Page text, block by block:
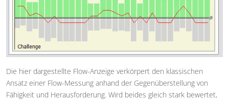
Die hier dargestellte Flow-Anzeige verkörpert den klassischen
Ansatz einer Flow-Messung anhand der Gegenüberstellung von
Fähigkeit und Herausforderung. Wird beides gleich stark bewertet,